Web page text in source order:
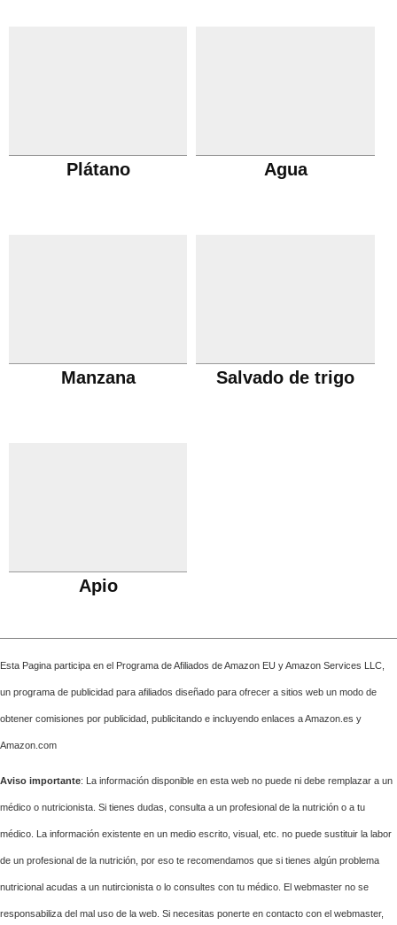
Plátano Agua
Manzana Salvado de trigo
Apio
Esta Pagina participa en el Programa de Afiliados de Amazon EU y Amazon Services LLC,
un programa de publicidad para afiliados diseñado para ofrecer a sitios web un modo de
obtener comisiones por publicidad, publicitando e incluyendo enlaces a Amazon.es y
Amazon.com
Aviso importante: La información disponible en esta web no puede ni debe remplazar a un
médico o nutricionista. Si tienes dudas, consulta a un profesional de la nutrición o a tu
médico. La información existente en un medio escrito, visual, etc. no puede sustituir la labor
de un profesional de la nutrición, por eso te recomendamos que si tienes algún problema
nutricional acudas a un nutircionista o lo consultes con tu médico. El webmaster no se
responsabiliza del mal uso de la web. Si necesitas ponerte en contacto con el webmaster,